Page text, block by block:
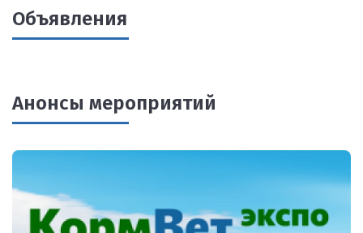
Объявления
Анонсы мероприятий